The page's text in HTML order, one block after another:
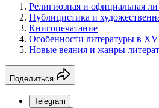
Религиозная и официальная
Публицистика и
Книгопечатание
Особенности литературы в
Новые веяния и жанры
Поделиться
Telegram